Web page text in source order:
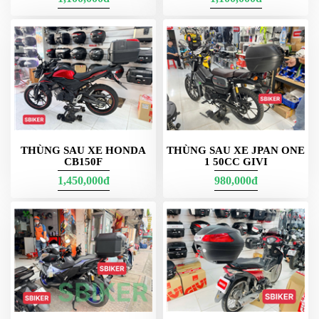
Nếu bạn mua thùng Givi, đừng quên kiểm tra các chương trình theo hàng
Hy vọng thông tin này hữu ích cho bạn
Thùng say xe honda và yamaha
Thùng giữa Givi
Givi Giữa G11N
THÙNG SAU XE HONDA
CB150F
1,450,000đ
THÙNG SAU XE JPAN ONE
1 50CC GIVI
980,000đ